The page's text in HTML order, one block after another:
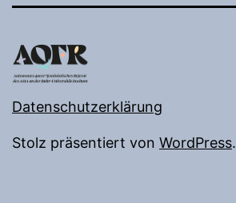
Datenschutzerklärung
Stolz präsentiert von WordPress.